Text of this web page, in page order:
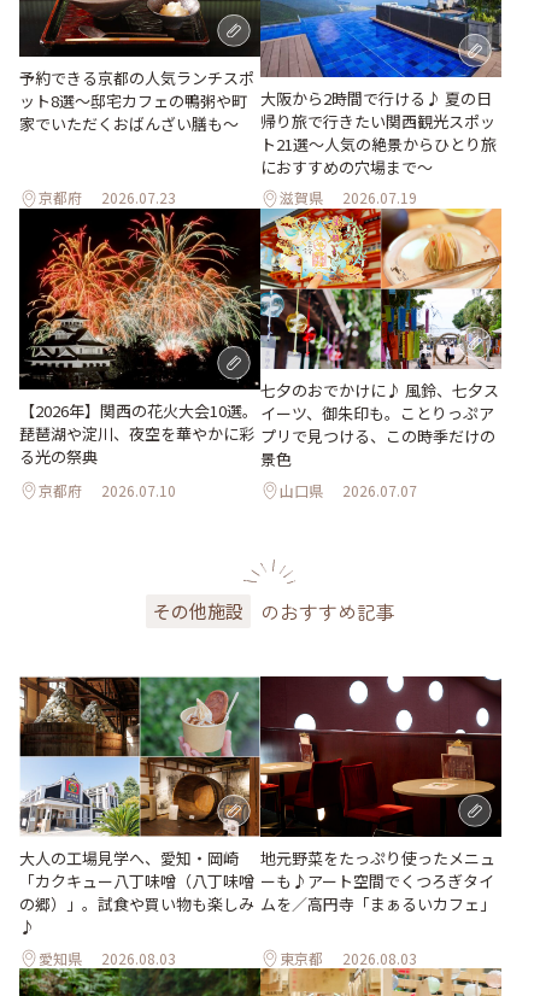
予約できる京都の人気ランチスポ
ット8選～邸宅カフェの鴨粥や町
家でいただくおばんざい膳も～
京都府 2026.07.23
大阪から2時間で行ける♪ 夏の日
帰り旅で行きたい関西観光スポッ
ト21選～人気の絶景からひとり旅
におすすめの穴場まで～
滋賀県 2026.07.19
【2026年】関西の花火大会10選。
琵琶湖や淀川、夜空を華やかに彩
る光の祭典
京都府 2026.07.10
七夕のおでかけに♪ 風鈴、七夕ス
イーツ、御朱印も。ことりっぷア
プリで見つける、この時季だけの
景色
山口県 2026.07.07
その他施設 のおすすめ記事
大人の工場見学へ、愛知・岡崎
「カクキュー八丁味噌（八丁味噌
の郷）」。試食や買い物も楽しみ
♪
愛知県 2026.08.03
地元野菜をたっぷり使ったメニュ
ーも♪アート空間でくつろぎタイ
ムを／高円寺「まぁるいカフェ」
東京都 2026.08.03